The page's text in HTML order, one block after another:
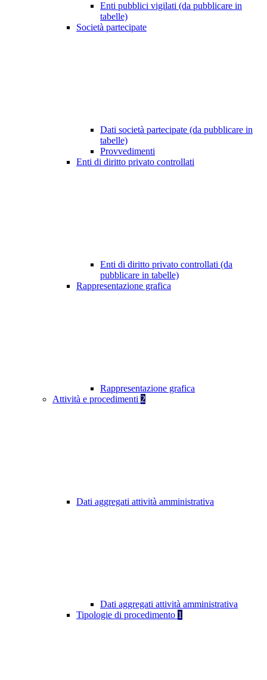
Enti pubblici vigilati (da pubblicare in
tabelle)
Società partecipate
Dati società partecipate (da pubblicare in
tabelle)
Provvedimenti
Enti di diritto privato controllati
Enti di diritto privato controllati (da
pubblicare in tabelle)
Rappresentazione grafica
Rappresentazione grafica
Attività e procedimenti 2
Dati aggregati attività amministrativa
Dati aggregati attività amministrativa
Tipologie di procedimento 1